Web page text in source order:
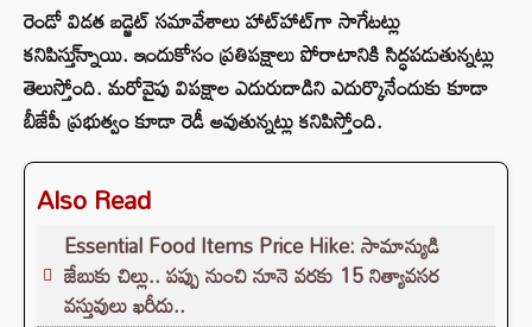
రెండో విడత బడ్జెట్ సమావేశాలు హాట్‌హాట్‌గా సాగేటట్లు
కనిపిస్తు్న్నాయి. ఇందుకోసం ప్రతిపక్షాలు పోరాటానికి సిద్ధపడుతున్నట్లు
తెలుస్తోంది. మరోవైపు విపక్షాల ఎదురుదాడిని ఎదుర్కొనేందుకు కూడా
బీజేపీ ప్రభుత్వం కూడా రెడీ అవుతున్నట్లు కనిపిస్తోంది.
Also Read
Essential Food Items Price Hike: సామాన్యుడి
జేబుకు చిల్లు.. పప్పు నుంచి నూనె వరకు 15 నిత్యావసర
వస్తువులు ఖరీదు..